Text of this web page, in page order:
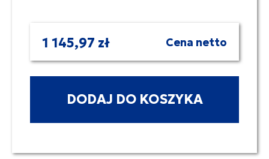
1 145,97 zł Cena netto
DODAJ DO KOSZYKA